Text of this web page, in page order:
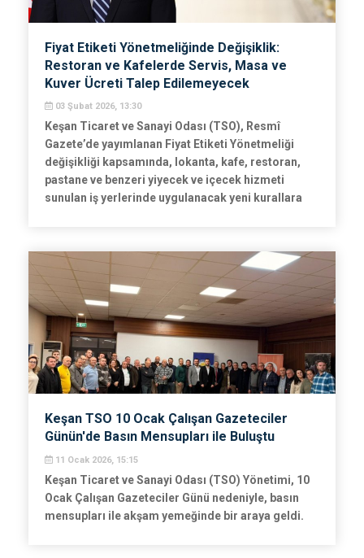
Fiyat Etiketi Yönetmeliğinde Değişiklik:
Restoran ve Kafelerde Servis, Masa ve
Kuver Ücreti Talep Edilemeyecek
03 Şubat 2026, 13:30
Keşan Ticaret ve Sanayi Odası (TSO), Resmî
Gazete’de yayımlanan Fiyat Etiketi Yönetmeliği
değişikliği kapsamında, lokanta, kafe, restoran,
pastane ve benzeri yiyecek ve içecek hizmeti
sunulan iş yerlerinde uygulanacak yeni kurallara
Keşan TSO 10 Ocak Çalışan Gazeteciler
Günün'de Basın Mensupları ile Buluştu
11 Ocak 2026, 15:15
Keşan Ticaret ve Sanayi Odası (TSO) Yönetimi, 10
Ocak Çalışan Gazeteciler Günü nedeniyle, basın
mensupları ile akşam yemeğinde bir araya geldi.